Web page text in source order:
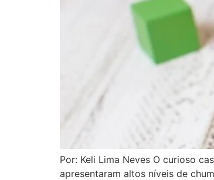
Por: Keli Lima Neves O curioso
apresentaram altos níveis de